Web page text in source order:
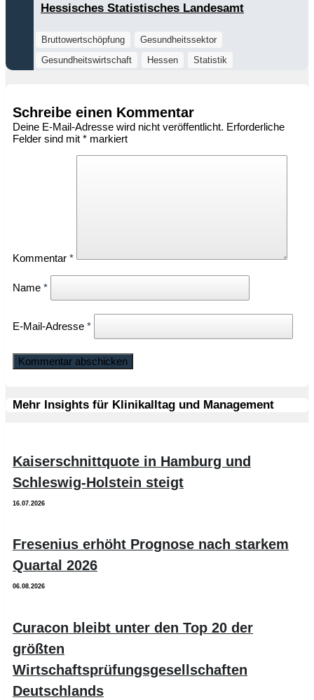
Hessisches Statistisches Landesamt
Bruttowertschöpfung
Gesundheitssektor
Gesundheitswirtschaft
Hessen Statistik
Schreibe einen Kommentar
Deine E-Mail-Adresse wird nicht veröffentlicht. Erforderliche
Felder sind mit * markiert
Kommentar *
Name *
E-Mail-Adresse *
Mehr Insights für Klinikalltag und Management
Kaiserschnittquote in Hamburg und
Schleswig-Holstein steigt
16.07.2026
Fresenius erhöht Prognose nach starkem
Quartal 2026
06.08.2026
Curacon bleibt unter den Top 20 der
größten
Wirtschaftsprüfungsgesellschaften
Deutschlands